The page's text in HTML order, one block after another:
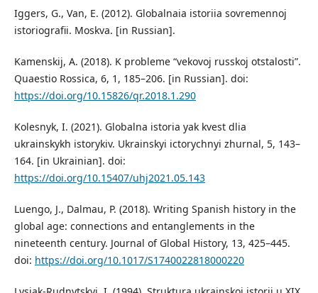
Iggers, G., Van, E. (2012). Globalnaia istoriia sovremennoj
istoriografii. Moskva. [in Russian].
Kamenskij, A. (2018). K probleme “vekovoj russkoj otstalosti”.
Quaestio Rossica, 6, 1, 185–206. [in Russian]. doi:
https://doi.org/10.15826/qr.2018.1.290
Kolesnyk, I. (2021). Globalna istoria yak kvest dlia
ukrainskykh istorykiv. Ukrainskyi ictorychnyi zhurnal, 5, 143–
164. [in Ukrainian]. doi:
https://doi.org/10.15407/uhj2021.05.143
Luengo, J., Dalmau, P. (2018). Writing Spanish history in the
global age: connections and entanglements in the
nineteenth century. Journal of Global History, 13, 425–445.
doi: https://doi.org/10.1017/S1740022818000220